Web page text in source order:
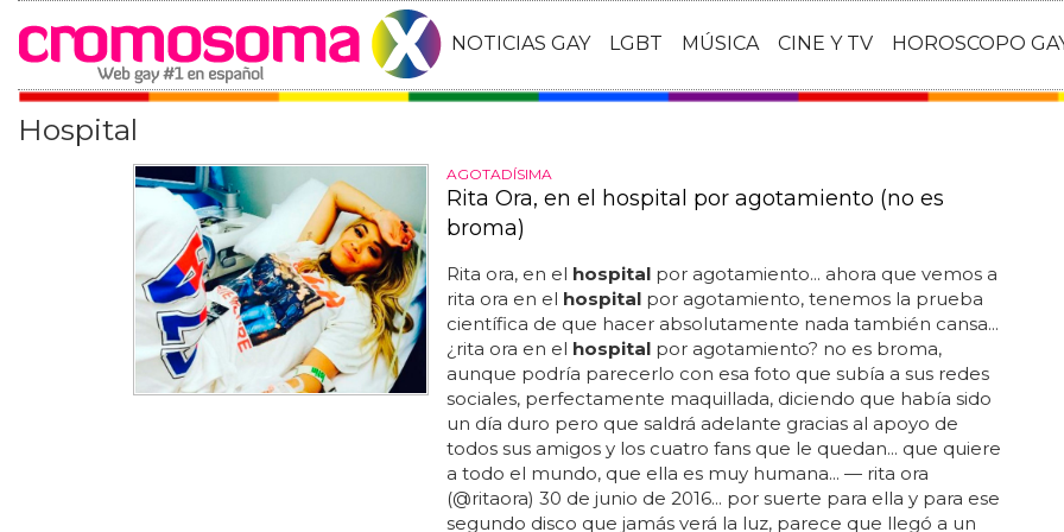
NOTICIAS GAY LGBT MÚSICA CINE Y TV HOROSCOPO
Hospital
AGOTADÍSIMA
Rita Ora, en el hospital por agotamiento (no es
broma)
Rita ora, en el hospitalpor agotamiento... ahora que vemos a
rita ora en el hospitalpor agotamiento, tenemos la prueba
científica de que hacer absolutamente nada también cansa...
¿rita ora en el hospitalpor agotamiento? no es broma,
aunque podría parecerlo con esa foto que subía a sus redes
sociales, perfectamente maquillada, diciendo que había sido
un día duro pero que saldrá adelante gracias al apoyo de
todos sus amigos y los cuatro fans que le quedan... que quiere
a todo el mundo, que ella es muy humana... — rita ora
(@ritaora) 30 de junio de 2016... por suerte para ella y para ese
segundo disco que jamás verá la luz, parece que llegó a un